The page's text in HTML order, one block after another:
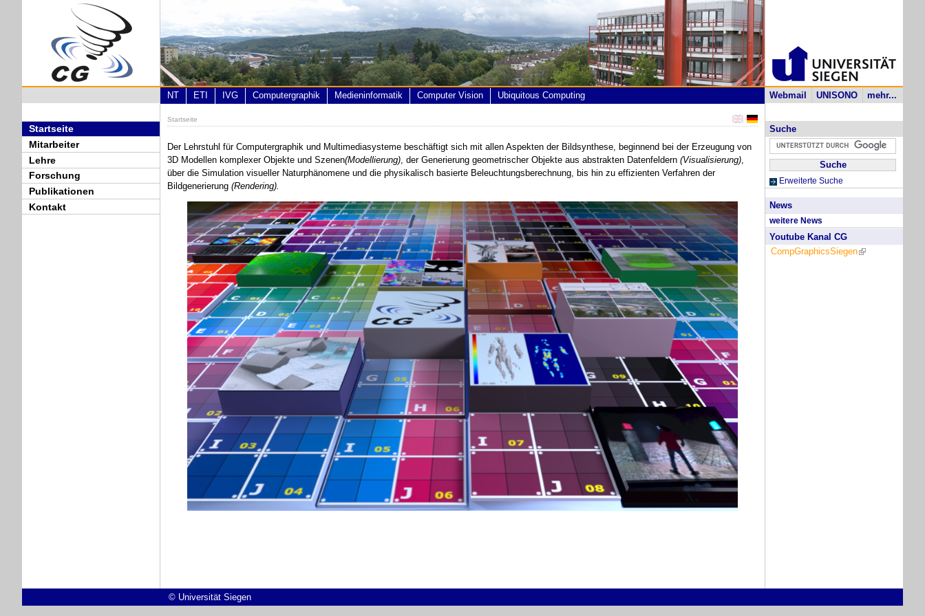
Startseite
Mitarbeiter
Lehre
Forschung
Publikationen
Kontakt
Webmail UNISONO mehr...
Suche
Erweiterte Suche
News
weitere News
Youtube Kanal CG
CompGraphicsSiegen(link is external)
NT ETI IVG Computergraphik Medieninformatik Computer Vision Ubiquitous Computing
Sie sind hier
Startseite
Der Lehrstuhl für Computergraphik und Multimediasysteme beschäftigt sich mit allen Aspekten der Bildsynthese, beginnend bei der Erzeugung von
3D Modellen komplexer Objekte und Szenen(Modellierung), der Generierung geometrischer Objekte aus abstrakten Datenfeldern (Visualisierung),
über die Simulation visueller Naturphänomene und die physikalisch basierte Beleuchtungsberechnung, bis hin zu effizienten Verfahren der
Bildgenerierung (Rendering).
© Universität Siegen